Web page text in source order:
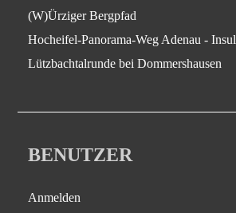
(W)Ürziger Bergpfad
Hocheifel-Panorama-Weg Adenau - Insul
Lützbachtalrunde bei Dommershausen
BENUTZER
Anmelden